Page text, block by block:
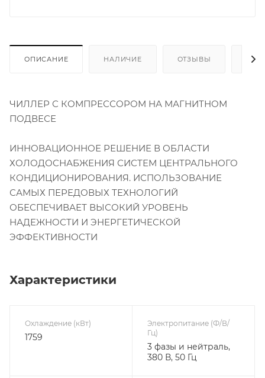
ОПИСАНИЕ НАЛИЧИЕ ОТЗЫВЫ
ЧИЛЛЕР С КОМПРЕССОРОМ НА МАГНИТНОМ
ПОДВЕСЕ
ИННОВАЦИОННОЕ РЕШЕНИЕ В ОБЛАСТИ
ХОЛОДОСНАБЖЕНИЯ СИСТЕМ ЦЕНТРАЛЬНОГО
КОНДИЦИОНИРОВАНИЯ. ИСПОЛЬЗОВАНИЕ
САМЫХ ПЕРЕДОВЫХ ТЕХНОЛОГИЙ
ОБЕСПЕЧИВАЕТ ВЫСОКИЙ УРОВЕНЬ
НАДЕЖНОСТИ И ЭНЕРГЕТИЧЕСКОЙ
ЭФФЕКТИВНОСТИ
Характеристики
Охлаждение (кВт)
1759
Электропитание (Ф/В/
Гц)
3 фазы и нейтраль,
380 В, 50 Гц